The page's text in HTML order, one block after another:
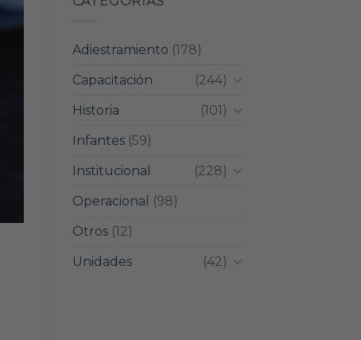
Adiestramiento (178)
Capacitación
(244)
Historia
(101)
Infantes(59)
Institucional
(228)
Operacional
(98)
Otros(12)
Unidades
(42)